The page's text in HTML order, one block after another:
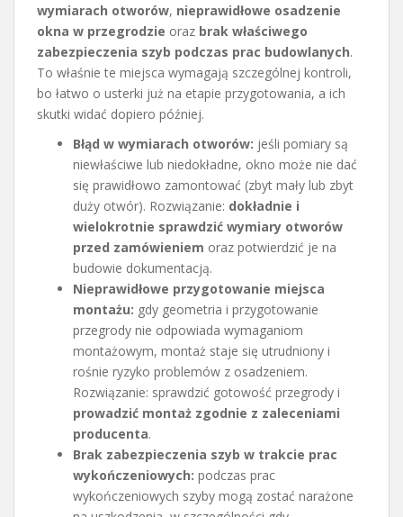
wymiarach otworów, nieprawidłowe osadzenie
okna w przegrodzie oraz brak właściwego
zabezpieczenia szyb podczas prac budowlanych.
To właśnie te miejsca wymagają szczególnej kontroli,
bo łatwo o usterki już na etapie przygotowania, a ich
skutki widać dopiero później.
Błąd w wymiarach otworów: jeśli pomiary są
niewłaściwe lub niedokładne, okno może nie dać
się prawidłowo zamontować (zbyt mały lub zbyt
duży otwór). Rozwiązanie: dokładnie i
wielokrotnie sprawdzić wymiary otworów
przed zamówieniem oraz potwierdzić je na
budowie dokumentacją.
Nieprawidłowe przygotowanie miejsca
montażu: gdy geometria i przygotowanie
przegrody nie odpowiada wymaganiom
montażowym, montaż staje się utrudniony i
rośnie ryzyko problemów z osadzeniem.
Rozwiązanie: sprawdzić gotowość przegrody i
prowadzić montaż zgodnie z zaleceniami
producenta.
Brak zabezpieczenia szyb w trakcie prac
wykończeniowych: podczas prac
wykończeniowych szyby mogą zostać narażone